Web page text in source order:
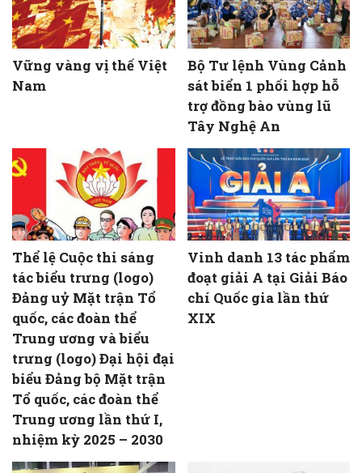
Vững vàng vị thế Việt
Nam
Bộ Tư lệnh Vùng Cảnh
sát biển 1 phối hợp hỗ
trợ đồng bào vùng lũ
Tây Nghệ An
Thể lệ Cuộc thi sáng
tác biểu trưng (logo)
Đảng uỷ Mặt trận Tổ
quốc, các đoàn thể
Trung ương và biểu
trưng (logo) Đại hội đại
biểu Đảng bộ Mặt trận
Tổ quốc, các đoàn thể
Trung ương lần thứ I,
nhiệm kỳ 2025 – 2030
Vinh danh 13 tác phẩm
đoạt giải A tại Giải Báo
chí Quốc gia lần thứ
XIX